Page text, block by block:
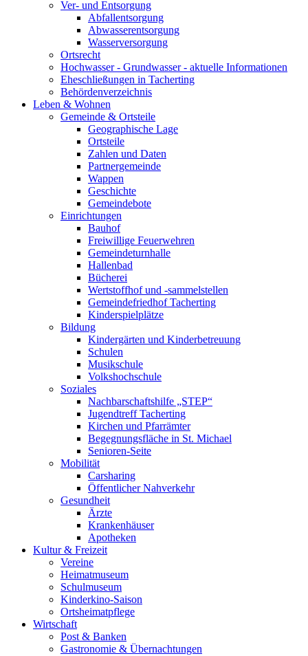
Ver- und Entsorgung
Abfallentsorgung
Abwasserentsorgung
Wasserversorgung
Ortsrecht
Hochwasser - Grundwasser - aktuelle Informationen
Eheschließungen in Tacherting
Behördenverzeichnis
Leben & Wohnen
Gemeinde & Ortsteile
Geographische Lage
Ortsteile
Zahlen und Daten
Partnergemeinde
Wappen
Geschichte
Gemeindebote
Einrichtungen
Bauhof
Freiwillige Feuerwehren
Gemeindeturnhalle
Hallenbad
Bücherei
Wertstoffhof und -sammelstellen
Gemeindefriedhof Tacherting
Kinderspielplätze
Bildung
Kindergärten und Kinderbetreuung
Schulen
Musikschule
Volkshochschule
Soziales
Nachbarschaftshilfe „STEP“
Jugendtreff Tacherting
Kirchen und Pfarrämter
Begegnungsfläche in St. Michael
Senioren-Seite
Mobilität
Carsharing
Öffentlicher Nahverkehr
Gesundheit
Ärzte
Krankenhäuser
Apotheken
Kultur & Freizeit
Vereine
Heimatmuseum
Schulmuseum
Kinderkino-Saison
Ortsheimatpflege
Wirtschaft
Post & Banken
Gastronomie & Übernachtungen